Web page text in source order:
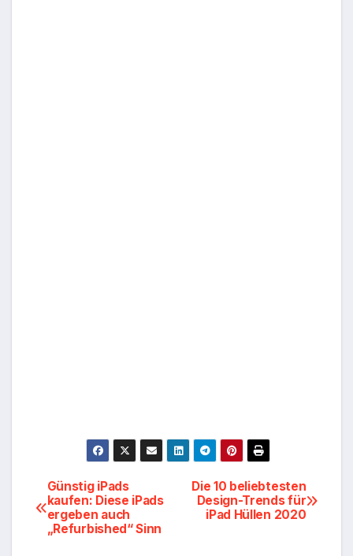
Beitragsnavigation
Die 10 beliebtesten
Design-Trends für
iPad Hüllen 2020
Günstig iPads
kaufen: Diese iPads
ergeben auch
„Refurbished“ Sinn